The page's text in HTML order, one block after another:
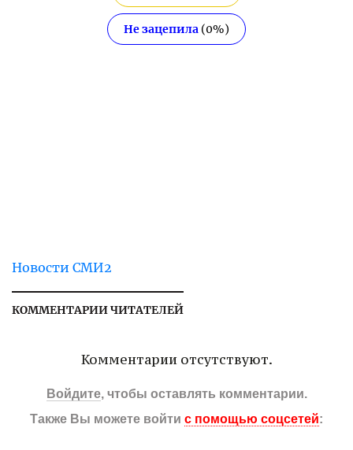
Не зацепила (0%)
Новости СМИ2
КОММЕНТАРИИ ЧИТАТЕЛЕЙ
Комментарии отсутствуют.
Войдите, чтобы оставлять комментарии.
Также Вы можете войти с помощью соцсетей: